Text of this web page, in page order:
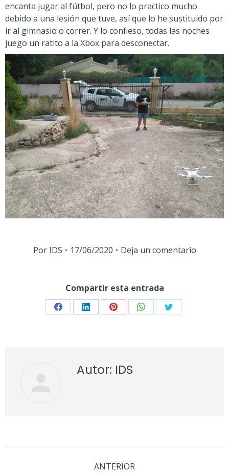
encanta jugar al fútbol, pero no lo practico mucho
debido a una lesión que tuve, así que lo he sustituido por
ir al gimnasio o correr. Y lo confieso, todas las noches
juego un ratito a la Xbox para desconectar.
Por IDS 17/06/2020 Deja un comentario
Compartir esta entrada
Share Share Share Share Share
Autor: IDS
ANTERIOR